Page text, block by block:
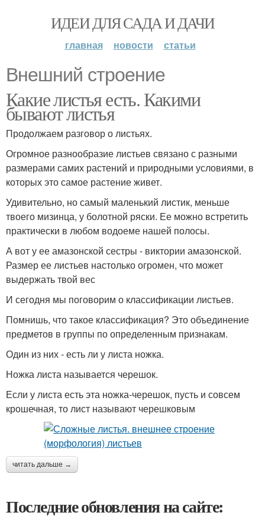
ИДЕИ ДЛЯ САДА И ДАЧИ
главная новости статьи
Внешний строение
Какие листья есть. Какими
бывают листья
Продолжаем разговор о листьях.
Огромное разнообразие листьев связано с разными
размерами самих растений и природными условиями, в
которых это самое растение живет.
Удивительно, но самый маленький листик, меньше
твоего мизинца, у болотной ряски. Ее можно встретить
практически в любом водоеме нашей полосы.
А вот у ее амазонской сестры - виктории амазонской.
Размер ее листьев настолько огромен, что может
выдержать твой вес
И сегодня мы поговорим о классификации листьев.
Помнишь, что такое классификация? Это объединение
предметов в группы по определенным признакам.
Один из них - есть ли у листа ножка.
Ножка листа называется черешок.
Если у листа есть эта ножка-черешок, пусть и совсем
крошечная, то лист называют черешковым
читать дальше →
Последние обновления на сайте: